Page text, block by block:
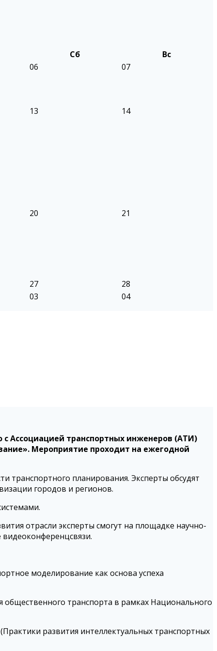
Сб
Вс
06
07
13 14
20 21
27
28
03
04
с Ассоциацией транспортных инженеров (АТИ)
Мероприятие проходит на ежегодной
транспортного планирования. Эксперты обсудят
городов и регионов.
отрасли эксперты смогут на площадке научно-
видеоконференцсвязи.
моделирование как основа успеха
транспорта в рамках Национального
развития интеллектуальных транспортных